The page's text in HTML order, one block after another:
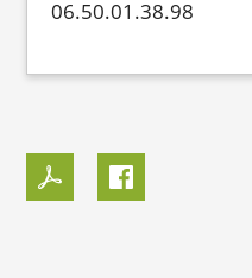
06.50.01.38.98